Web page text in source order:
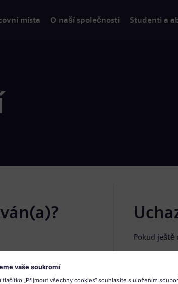
místa O naší společnosti Studenti a
Pokud ještě